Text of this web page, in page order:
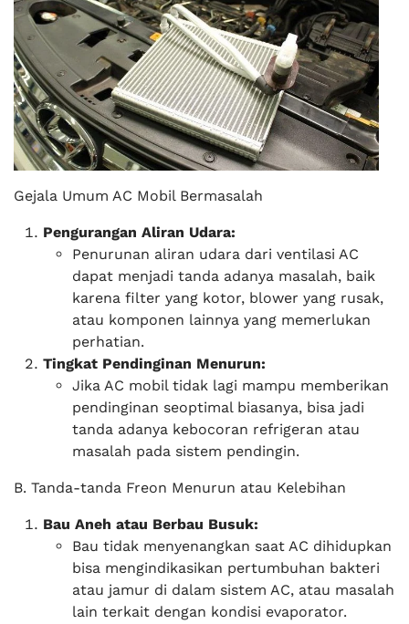
Gejala Umum AC Mobil Bermasalah
Pengurangan Aliran Udara:
Penurunan aliran udara dari ventilasi AC
dapat menjadi tanda adanya masalah, baik
karena filter yang kotor, blower yang rusak,
atau komponen lainnya yang memerlukan
perhatian.
Tingkat Pendinginan Menurun:
Jika AC mobil tidak lagi mampu memberikan
pendinginan seoptimal biasanya, bisa jadi
tanda adanya kebocoran refrigeran atau
masalah pada sistem pendingin.
B. Tanda-tanda Freon Menurun atau Kelebihan
Bau Aneh atau Berbau Busuk:
Bau tidak menyenangkan saat AC dihidupkan
bisa mengindikasikan pertumbuhan bakteri
atau jamur di dalam sistem AC, atau masalah
lain terkait dengan kondisi evaporator.